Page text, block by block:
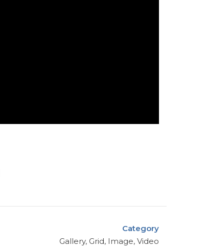
Category
Gallery, Grid, Image, Video